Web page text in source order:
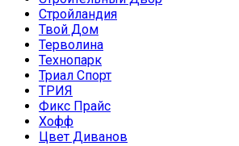
Стройландия
Твой Дом
Терволина
Технопарк
Триал Спорт
ТРИЯ
Фикс Прайс
Хофф
Цвет Диванов